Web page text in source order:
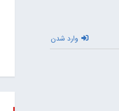
وارد شدن